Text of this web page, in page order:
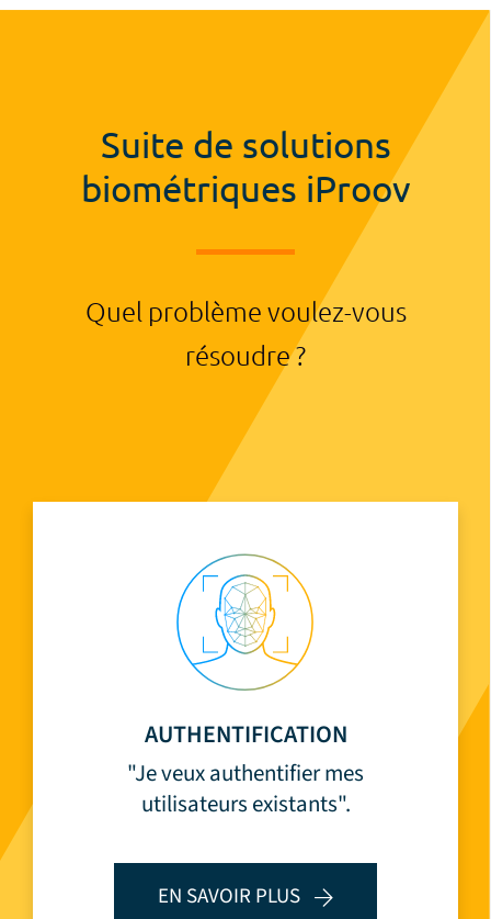
Suite de solutions
biométriques iProov
Quel problème voulez-vous
résoudre ?
AUTHENTIFICATION
"Je veux authentifier mes
utilisateurs existants".
EN SAVOIR PLUS